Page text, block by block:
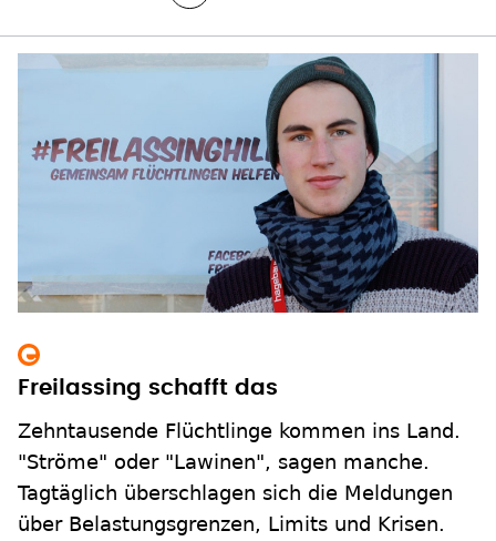
Freilassing schafft das
Zehntausende Flüchtlinge kommen ins Land.
"Ströme" oder "Lawinen", sagen manche.
Tagtäglich überschlagen sich die Meldungen
über Belastungsgrenzen, Limits und Krisen.